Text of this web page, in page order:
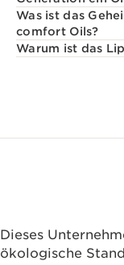
Was ist das
comfort Oils?
Warum ist das
Dieses
ökologische